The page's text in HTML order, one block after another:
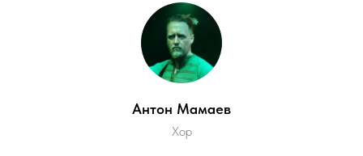
Антон Мамаев
Хор